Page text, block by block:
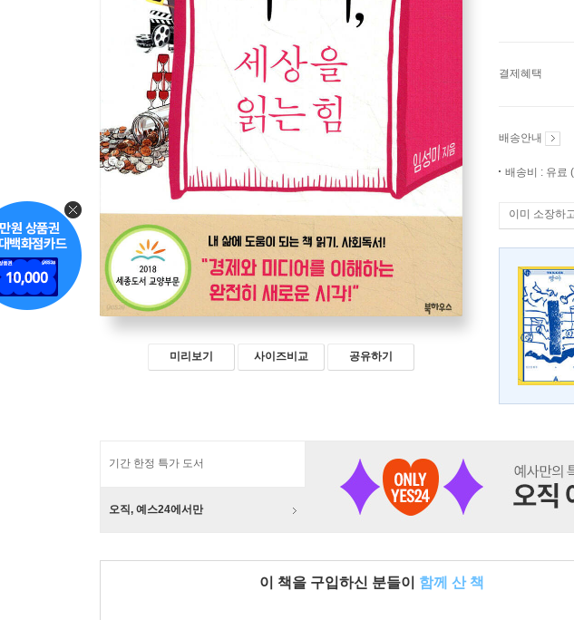
미리보기 사이즈비교 공유하기
결제혜택
배송안내
배송비 : 유료
이미 소장하
기간 한정 특가 도서
오직, 예스24에서만
이 책을 구입하신 분들이 함께 산 책